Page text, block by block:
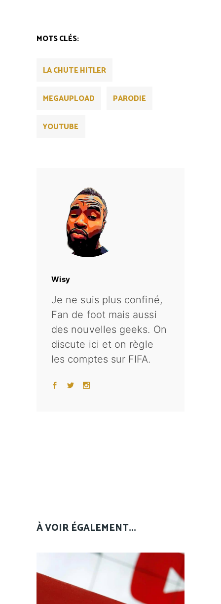
MOTS CLÉS:
LA CHUTE HITLER
MEGAUPLOAD PARODIE
YOUTUBE
Wisy
Je ne suis plus confiné,
Fan de foot mais aussi
des nouvelles geeks. On
discute ici et on règle
les comptes sur FIFA.
À VOIR ÉGALEMENT...